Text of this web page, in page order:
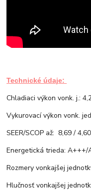
Technické údaje:
Chladiaci výkon vonk. j.:
Vykurovací výkon vonk.
SEER/SCOP až: 8,69 / 4,60
Energetická trieda: A+++/
Rozmery vonkajšej
Hlučnosť vonkajšej